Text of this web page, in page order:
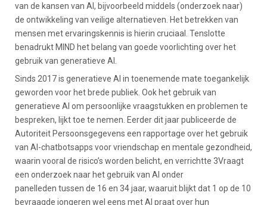
van de kansen van AI, bijvoorbeeld middels (onderzoek naar)
de ontwikkeling van veilige alternatieven. Het betrekken van
mensen met ervaringskennis is hierin cruciaal. Tenslotte
benadrukt MIND het belang van goede voorlichting over het
gebruik van generatieve AI.
Sinds 2017 is generatieve AI in toenemende mate toegankelijk
geworden voor het brede publiek. Ook het gebruik van
generatieve AI om persoonlijke vraagstukken en problemen te
bespreken, lijkt toe te nemen. Eerder dit jaar publiceerde de
Autoriteit Persoonsgegevens een rapportage over het gebruik
van AI-chatbotsapps voor vriendschap en mentale gezondheid,
waarin vooral de risico’s worden belicht, en verrichtte 3Vraagt
een onderzoek naar het gebruik van AI onder
panelleden tussen de 16 en 34 jaar, waaruit blijkt dat 1 op de 10
bevraagde jongeren wel eens met AI praat over hun